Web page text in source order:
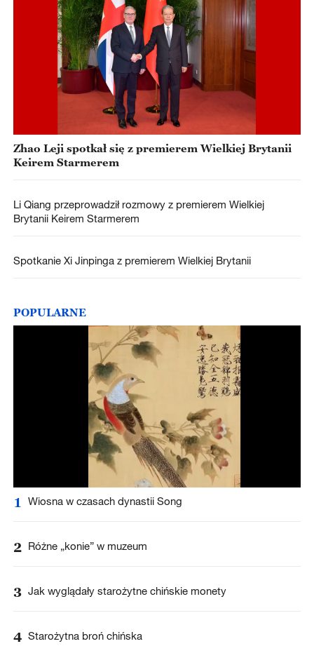
Zhao Leji spotkał się z premierem Wielkiej Brytanii
Keirem Starmerem
Li Qiang przeprowadził rozmowy z premierem Wielkiej
Brytanii Keirem Starmerem
Spotkanie Xi Jinpinga z premierem Wielkiej Brytanii
POPULARNE
1 Wiosna w czasach dynastii Song
2 Różne „konie” w muzeum
3 Jak wyglądały starożytne chińskie monety
4 Starożytna broń chińska